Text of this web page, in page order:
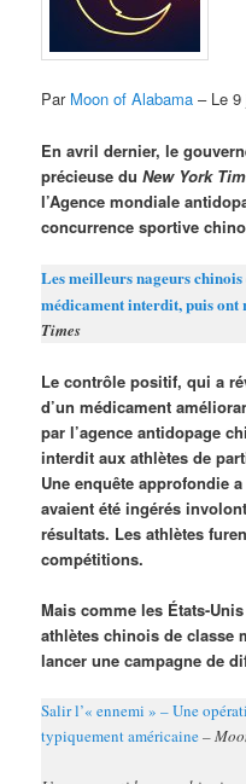
Par Moon of Alabama – Le 9
En avril dernier, le
précieuse duNew York
l’Agence mondiale
concurrence sportive
Les meilleurs nageurs
médicament interdit, puis
Times
Le contrôle positif, qui a
d’un médicament
par l’agence antidopage
interdit aux athlètes de
Une enquête approfondie
avaient été ingérés
résultats. Les athlètes
compétitions.
Mais comme les États-
athlètes chinois de classe
lancer une campagne de
Salir l’« ennemi » – Une
typiquement américaine–